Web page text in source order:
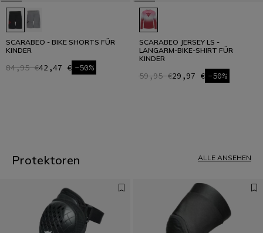
SCARABEO - BIKE SHORTS FÜR
KINDER
84,95 €42,47 € -50%
SCARABEO JERSEY LS -
LANGARM-BIKE-SHIRT FÜR
KINDER
59,95 €29,97 € -50%
Protektoren ALLE ANSEHEN